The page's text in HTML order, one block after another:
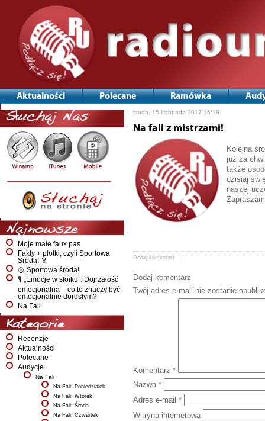
Aktualności Polecane Ramówka
Słuchaj Nas
Najnowsze
Moje małe faux pas
Fakty + plotki, czyli Sportowa
Środa! 🏅
🥎 Sportowa środa!
🎙️ „Emocje w słoiku”: Dojrzałość
emocjonalna – co to znaczy być
emocjonalnie dorosłym?
Na Fali
Kategorie
Recenzje
Aktualności
Polecane
Audycje
Na Fali
Na Fali: Poniedziałek
Na Fali: Wtorek
Na Fali: Środa
Na Fali: Czwartek
środa, 15 listopada 2017 16:18
Na fali z mistrzami!
Kolejna
już za
także
dzisiaj
naszej
Dodaj komentarz
Dodaj komentarz
Twój adres e-mail nie zostanie
Komentarz *
Nazwa *
Adres e-mail *
Witryna internetowa